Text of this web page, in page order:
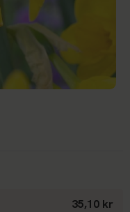
35,10 kr